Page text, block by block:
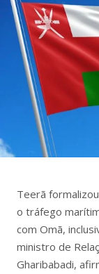
Teerã
o tráfego
com Omã,
ministro de
Gharibabadi,